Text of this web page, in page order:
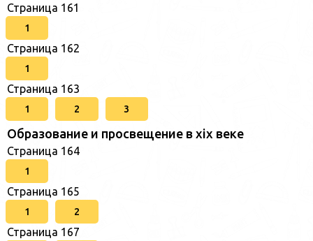
Страница 161
1
Страница 162
1
Страница 163
1 2 3
Образование и просвещение в xix веке
Страница 164
1
Страница 165
1 2
Страница 167